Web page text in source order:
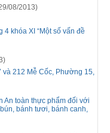
08/2013)
khóa XI “Một số vấn đề
212 Mễ Cốc, Phường 15,
An toàn thực phẩm đối với
bánh tươi, bánh canh,